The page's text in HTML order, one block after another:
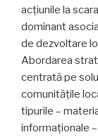
acțiunile la
dominant
de dezvoltare
Abordarea
centrată pe
comunitățile
tipurile –
informaționale